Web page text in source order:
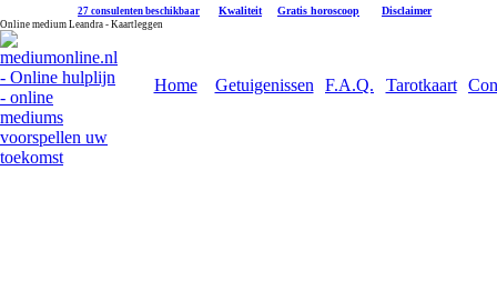
27 consulenten beschikbaar Kwaliteit Gratis horoscoop Disclaimer
Online medium Leandra - Kaartleggen
Home Getuigenissen F.A.Q. Tarotkaart